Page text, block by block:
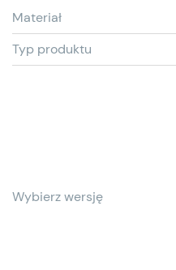
Materiał
Typ produktu
Wybierz wersję